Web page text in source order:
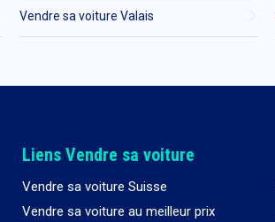
Vendre sa voiture Valais
Liens Vendre sa voiture
Vendre sa voiture Suisse
Vendre sa voiture au meilleur prix